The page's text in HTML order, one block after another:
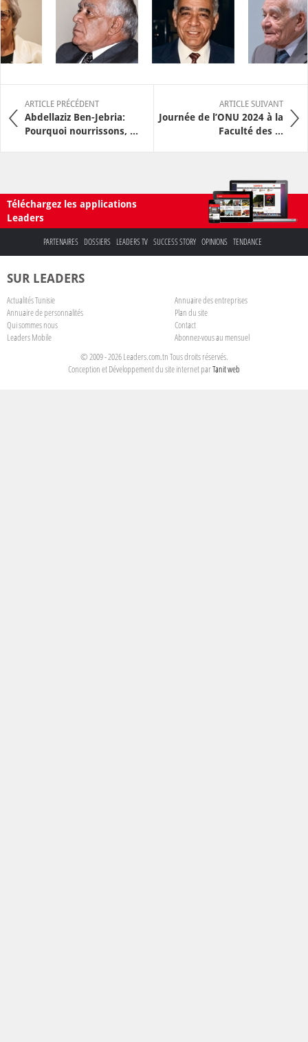
ARTICLE PRÉCÉDENT
Abdellaziz Ben-Jebria:
Pourquoi nourrissons, ...
ARTICLE SUIVANT
Journée de l’ONU 2024 à la
Faculté des ...
Téléchargez les applications
Leaders
PARTENAIRES DOSSIERS LEADERS TV SUCCESS STORY OPINIONS TENDANCE
SUR LEADERS
Actualités Tunisie
Annuaire des entreprises
Annuaire de personnalités
Plan du site
Qui sommes nous
Contact
Leaders Mobile
Abonnez-vous au mensuel
© 2009 - 2026 Leaders.com.tn Tous droits réservés.
Conception et Développement du site internet parTanit web